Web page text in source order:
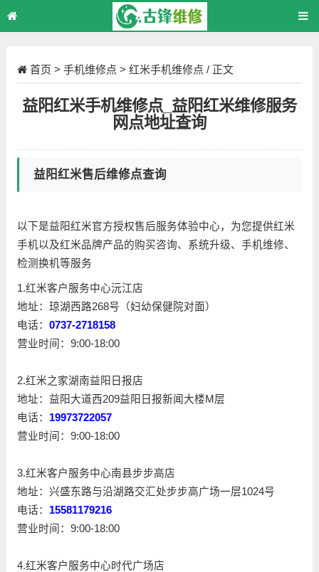
首页 > 手机维修点 > 红米手机维修点 / 正文
益阳红米手机维修点_益阳红米维修服务
网点地址查询
益阳红米售后维修点查询
以下是益阳红米官方授权售后服务体验中心，为您提供红米
手机以及红米品牌产品的购买咨询、系统升级、手机维修、
检测换机等服务
1.红米客户服务中心沅江店
地址：琼湖西路268号（妇幼保健院对面）
电话： 0737-2718158
营业时间：9:00-18:00
2.红米之家湖南益阳日报店
地址：益阳大道西209益阳日报新闻大楼M层
电话： 19973722057
营业时间：9:00-18:00
3.红米客户服务中心南县步步高店
地址：兴盛东路与沿湖路交汇处步步高广场一层1024号
电话： 15581179216
营业时间：9:00-18:00
4.红米客户服务中心时代广场店